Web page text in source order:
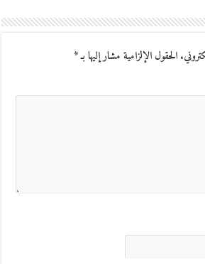
الحقول الإلزامية مشار إليها بـ*